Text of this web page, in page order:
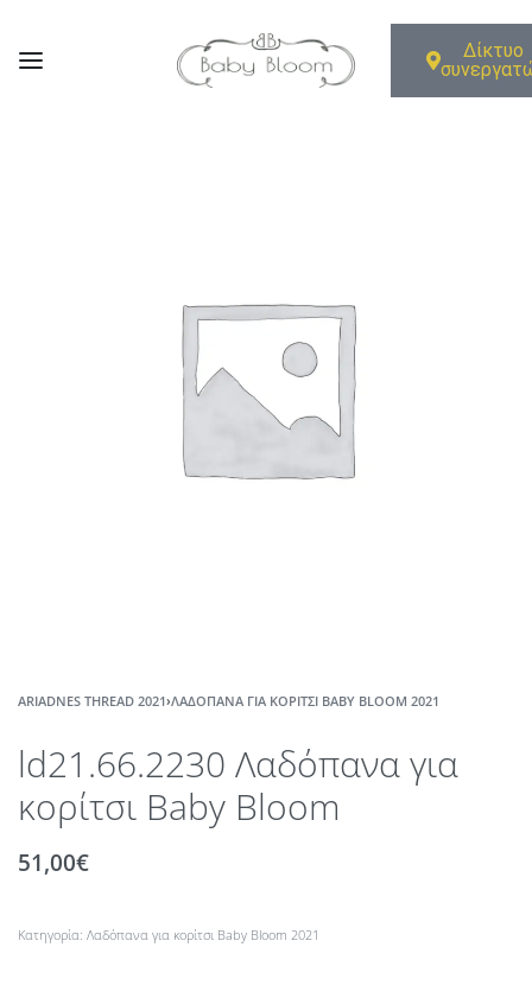
Δίκτυο
ARIADNES THREAD 2021›ΛΑΔΌΠΑΝΑ ΓΙΑ ΚΟΡΊΤΣΙ BABY BLOOM 2021
ld21.66.2230 Λαδόπανα για
κορίτσι Baby Bloom
51,00€
Κατηγορία: Λαδόπανα για κορίτσι Baby Bloom 2021